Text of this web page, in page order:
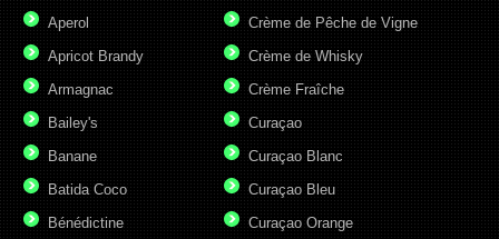
Aperol
Apricot Brandy
Armagnac
Bailey's
Banane
Batida Coco
Bénédictine
Crème de Pêche de Vigne
Crème de Whisky
Crème Fraîche
Curaçao
Curaçao Blanc
Curaçao Bleu
Curaçao Orange